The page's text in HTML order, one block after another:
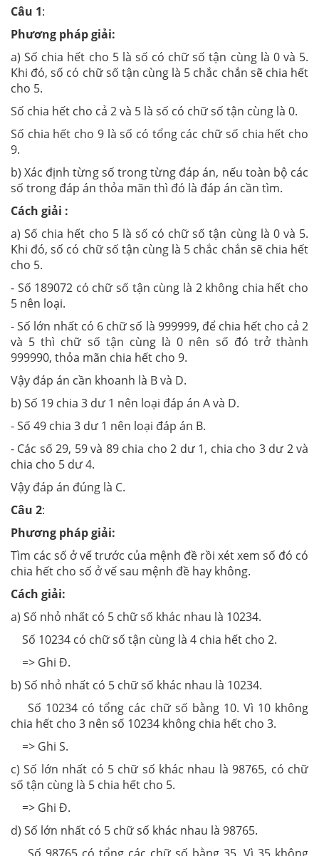
Câu 1:
Phương pháp giải:
a) Số chia hết cho 5 là số có chữ số tận cùng là 0 và 5.
Khi đó, số có chữ số tận cùng là 5 chắc chắn sẽ chia hết
cho 5.
Số chia hết cho cả 2 và 5 là số có chữ số tận cùng là 0.
Số chia hết cho 9 là số có tổng các chữ số chia hết cho
9.
b) Xác định từng số trong từng đáp án, nếu toàn bộ các
số trong đáp án thỏa mãn thì đó là đáp án cần tìm.
Cách giải :
a) Số chia hết cho 5 là số có chữ số tận cùng là 0 và 5.
Khi đó, số có chữ số tận cùng là 5 chắc chắn sẽ chia hết
cho 5.
- Số 189072 có chữ số tận cùng là 2 không chia hết cho
5 nên loại.
- Số lớn nhất có 6 chữ số là 999999, để chia hết cho cả 2
và 5 thì chữ số tận cùng là 0 nên số đó trở thành
999990, thỏa mãn chia hết cho 9.
Vậy đáp án cần khoanh là B và D.
b) Số 19 chia 3 dư 1 nên loại đáp án A và D.
- Số 49 chia 3 dư 1 nên loại đáp án B.
- Các số 29, 59 và 89 chia cho 2 dư 1, chia cho 3 dư 2 và
chia cho 5 dư 4.
Vậy đáp án đúng là C.
Câu 2:
Phương pháp giải:
Tìm các số ở vế trước của mệnh đề rồi xét xem số đó có
chia hết cho số ở vế sau mệnh đề hay không.
Cách giải:
a) Số nhỏ nhất có 5 chữ số khác nhau là 10234.
Số 10234 có chữ số tận cùng là 4 chia hết cho 2.
=> Ghi Đ.
b) Số nhỏ nhất có 5 chữ số khác nhau là 10234.
Số 10234 có tổng các chữ số bằng 10. Vì 10 không
chia hết cho 3 nên số 10234 không chia hết cho 3.
=> Ghi S.
c) Số lớn nhất có 5 chữ số khác nhau là 98765, có chữ
số tận cùng là 5 chia hết cho 5.
=> Ghi Đ.
d) Số lớn nhất có 5 chữ số khác nhau là 98765.